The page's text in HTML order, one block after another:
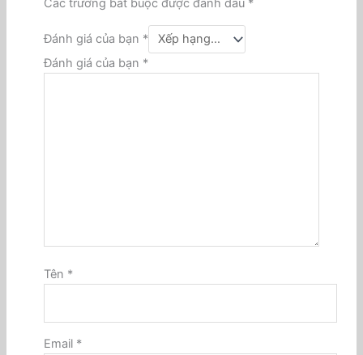
Các trường bắt buộc được đánh dấu *
Đánh giá của bạn *
Đánh giá của bạn *
Tên *
Email *